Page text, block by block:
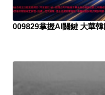
009829掌握AI關鍵 大華